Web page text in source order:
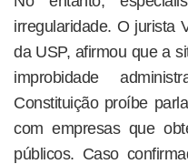
irregularidade. O jurista
da USP, afirmou que a
improbidade
Constituição proíbe
com empresas que
públicos. Caso